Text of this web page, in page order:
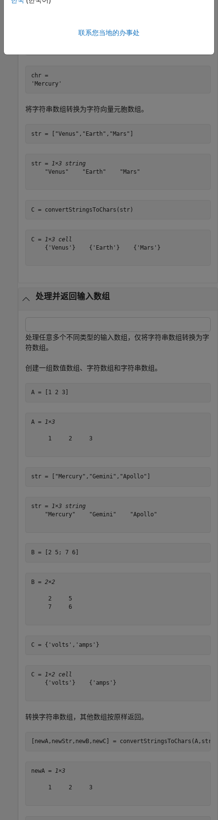
chr =
将字符串数组转换为字符向量元胞数组。
str = [ "Venus" , "Earth" , "Mars" ]
str = 1×3 string
    "Venus"    "Earth"    "Mars"
C = convertStringsToChars(str)
C = 1×3 cell
    {'Venus'}    {'Earth'}    {'Mars'}
处理并返回输入数组
处理任意多个不同类型的输入数组，仅将字符串数组转换为字
符数组。
创建一组数值数组、字符数组和字符串数组。
A = [1 2 3]
A = 1×3
     1     2     3
str = [ "Mercury" , "Gemini" , "Apollo"
str = 1×3 string
    "Mercury"    "Gemini"    "Apollo"
B = [2 5; 7 6]
B = 2×2
     2     5
     7     6
C = { 'volts' , 'amps' }
C = 1×2 cell
    {'volts'}    {'amps'}
转换字符串数组，其他数组按原样返回。
[newA,newStr,newB,newC] =
newA = 1×3
     1     2     3
联系您当地的办事处